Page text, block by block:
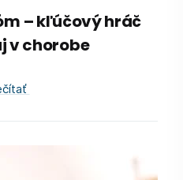
– kľúčový hráč
v chorobe